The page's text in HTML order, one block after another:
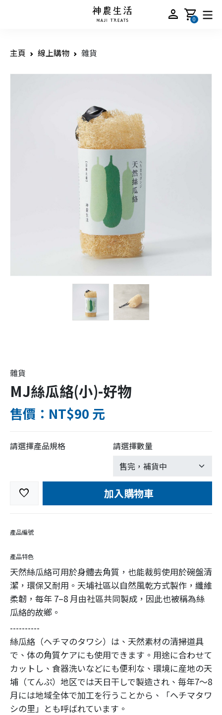
person shopping_cart
0
主頁 線上購物 雜貨
雜貨
MJ絲瓜絡(小)-好物
售價：NT$90 元
請選擇產品規格 請選擇數量
favorite 加入購物車
產品編號
產品特色
天然絲瓜絡可用於身體去角質，也能裁剪使用於碗盤清
潔，環保又耐用。天埔社區以自然風乾方式製作，纖維
柔韌，每年 7–8 月由社區共同製成，因此也被稱為絲
瓜絡的故鄉。
----------
絲瓜絡（ヘチマのタワシ）は、天然素材の清掃道具
で、体の角質ケアにも使用できます。用途に合わせて
カットし、食器洗いなどにも便利な、環境に産地の天
埔（てんぷ）地区では天日干しで製造され、毎年7〜8
月には地域全体で加工を行うことから、「ヘチマタワ
シの里」とも呼ばれています。